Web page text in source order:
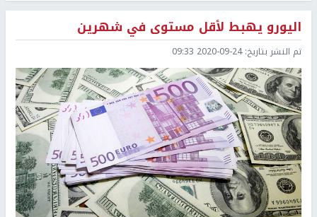
اليورو يهبط لأقل مستوى في شهرين
تم النشر بتاريخ:2020-09-24 09:33